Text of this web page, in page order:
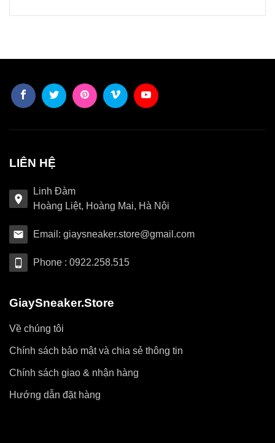
LIÊN HỆ
Linh Đàm
Hoàng Liệt, Hoàng Mai, Hà Nội
Email: giaysneaker.store@gmail.com
Phone : 0922.258.515
GiaySneaker.Store
Về chúng tôi
Chính sách bảo mật và chia sẻ thông tin
Chính sách giao & nhận hàng
Hướng dẫn đặt hàng